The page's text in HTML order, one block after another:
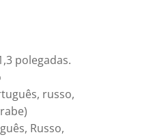
polegadas.
russo,
Russo,